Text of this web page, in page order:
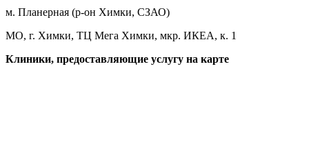
м. Планерная (р-он Химки, СЗАО)
МО, г. Химки, ТЦ Мега Химки, мкр. ИКЕА, к. 1
Клиники, предоставляющие услугу на карте